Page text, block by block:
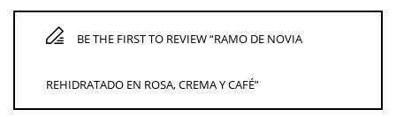
BE THE FIRST TO REVIEW “RAMO DE NOVIA
REHIDRATADO EN ROSA, CREMA Y CAFÉ”